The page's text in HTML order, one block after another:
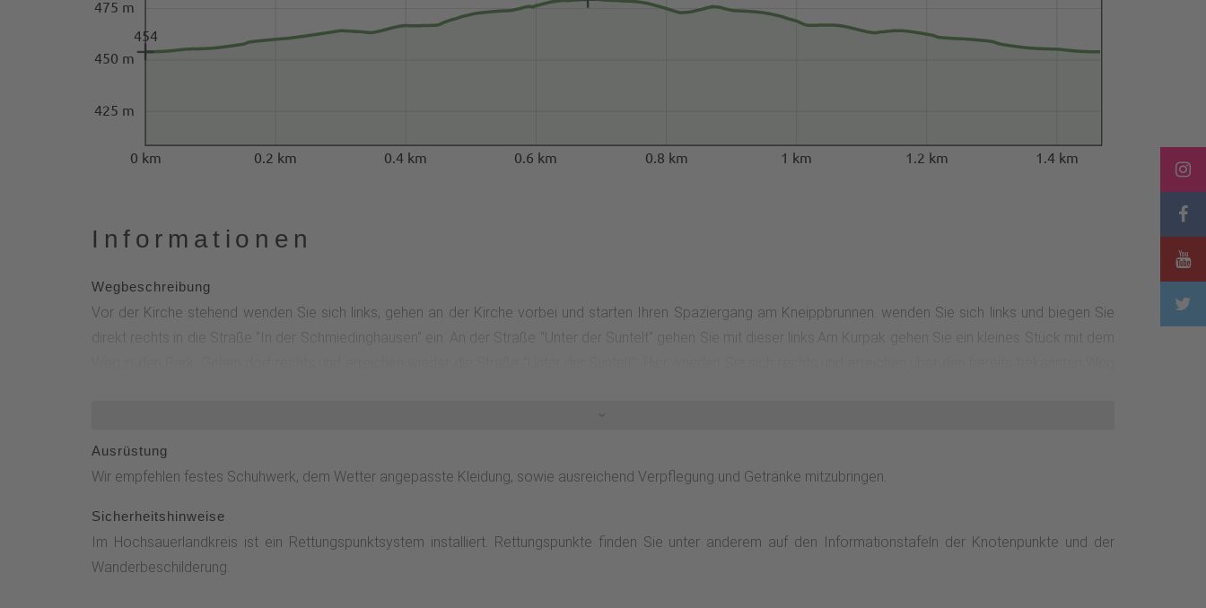
0 km 0.2 km 0.4 km 0.6 km 0.8 km 1 km 1.2 km 1.4 km
425 m
450 m
475 m
454
Informationen
Wegbeschreibung
Vor der Kirche stehend wenden Sie sich links, gehen an der Kirche vorbei und starten Ihren Spaziergang am Kneippbrunnen. wenden Sie sich links und biegen Sie
direkt rechts in die Straße "In der Schmiedinghausen" ein. An der Straße "Unter der Suntelt" gehen Sie mit dieser links.Am Kurpak gehen Sie ein kleines Stück mit dem
Ausrüstung
Wir empfehlen festes Schuhwerk, dem Wetter angepasste Kleidung, sowie ausreichend Verpflegung und Getränke mitzubringen.
Sicherheitshinweise
Im Hochsauerlandkreis ist ein Rettungspunktsystem installiert. Rettungspunkte finden Sie unter anderem auf den Informationstafeln der Knotenpunkte und der
Wanderbeschilderung.